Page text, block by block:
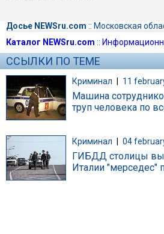
Досье NEWSru.com :: Московская
Каталог NEWSru.com ::
ССЫЛКИ ПО ТЕМЕ
Криминал | 11
Машина
труп человека по
Криминал 04
ГИБДД столицы
Италии "мерседес"